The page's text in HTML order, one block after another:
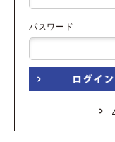
パスワード